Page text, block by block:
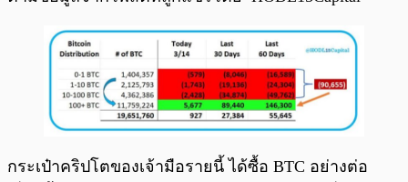
กระเป๋าคริปโตของเจ้ามือรายนี้ ได้ซื้อ BTC อย่างต่อ